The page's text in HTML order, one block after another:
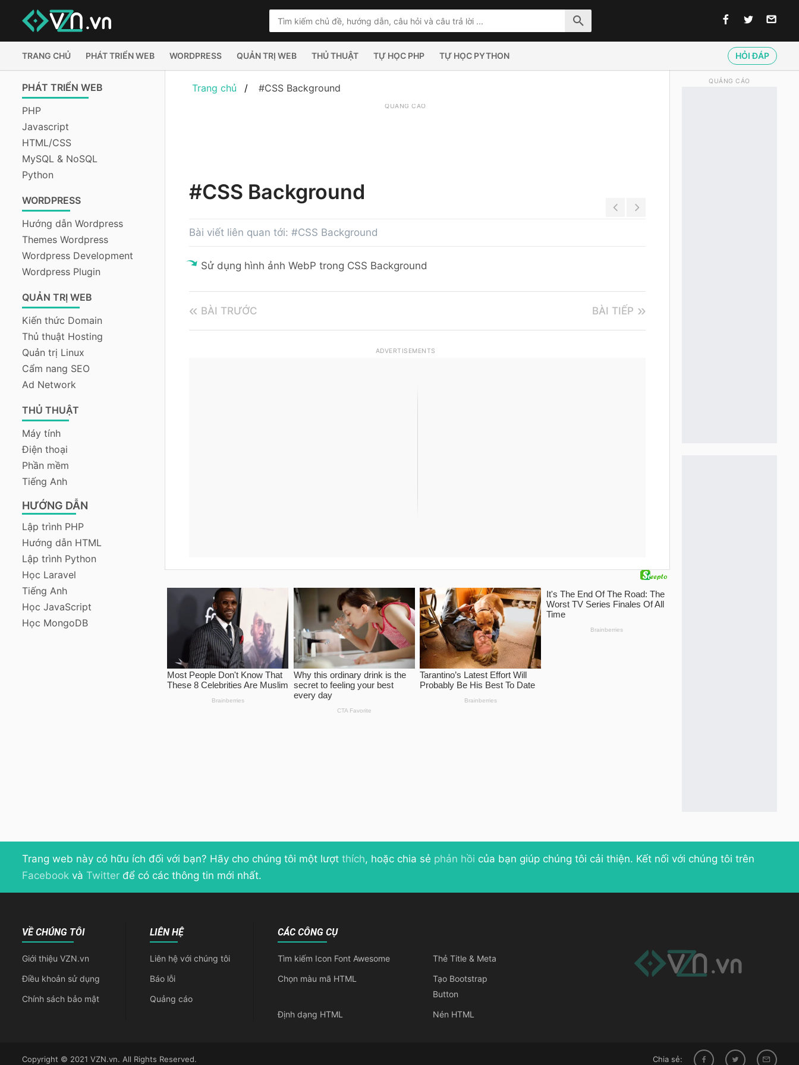
TRANG CHỦ PHÁT TRIỂN WEB WORDPRESS QUẢN TRỊ WEB THỦ THUẬT TỰ HỌC PHP TỰ HỌC PYTHON HỎI ĐÁP
PHÁT TRIỂN WEB
PHP
Javascript
HTML/CSS
MySQL & NoSQL
Python
WORDPRESS
Hướng dẫn Wordpress
Themes Wordpress
Wordpress Development
Wordpress Plugin
QUẢN TRỊ WEB
Kiến thức Domain
Thủ thuật Hosting
Quản trị Linux
Cẩm nang SEO
Ad Network
THỦ THUẬT
Máy tính
Điện thoại
Phần mềm
Tiếng Anh
HƯỚNG DẪN
Lập trình PHP
Hướng dẫn HTML
Lập trình Python
Học Laravel
Tiếng Anh
Học JavaScript
Học MongoDB
Trang chủ #CSS Background
QUẢNG CÁO
#CSS Background
Bài viết liên quan tới: #CSS Background
Sử dụng hình ảnh WebP trong CSS Background
BÀI TRƯỚC BÀI TIẾP
ADVERTISEMENTS
QUẢNG CÁO
Trang web này có hữu ích đối với bạn? Hãy cho chúng tôi một lượt thích, hoặc chia sẻ phản hồi của bạn giúp chúng tôi cải thiện. Kết nối với chúng tôi trên
Facebook và Twitter để có các thông tin mới nhất.
VỀ CHÚNG TÔI
Giới thiệu VZN.vn
Điều khoản sử dụng
Chính sách bảo mật
LIÊN HỆ
Liên hệ với chúng tôi
Báo lỗi
Quảng cáo
CÁC CÔNG CỤ
Tìm kiếm Icon Font Awesome
Thẻ Title & Meta
Chọn màu mã HTML
Tạo Bootstrap
Button
Định dạng HTML
Nén HTML
Copyright © 2021 VZN.vn. All Rights Reserved. Chia sẻ: